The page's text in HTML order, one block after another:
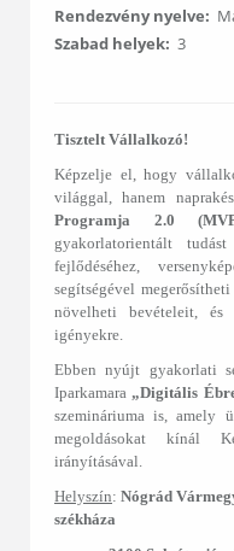
Rendezvény nyelve:
Szabad helyek: 3
Tisztelt Vállalkozó!
Képzelje el, hogy
világgal, hanem
Programja 2.0
gyakorlatorientált
fejlődéséhez,
segítségével
növelheti bevételeit,
igényekre.
Ebben nyújt gyakorlati
Iparkamara„Digitális
szemináriuma is, amely
megoldásokat kínál
irányításával.
Helyszín: Nógrád
székháza